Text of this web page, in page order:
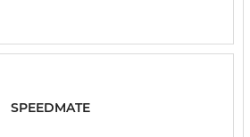
SPEEDMATE